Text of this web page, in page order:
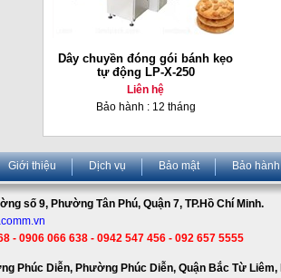
Dây chuyền đóng gói bánh kẹo
tự động LP-X-250
Liên hệ
Bảo hành : 12 tháng
Giới thiệu Dịch vụ Bảo mật Bảo hành
số 9, Phường Tân Phú, Quận 7, TP.Hồ Chí Minh.
- 0906 066 638 - 0942 547 456 - 092 657 5555
Phúc Diễn, Phường Phúc Diễn, Quận Bắc Từ Liêm,